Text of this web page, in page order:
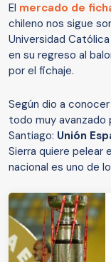
El mercado de
chileno nos sigue
Universidad
en su regreso al
por el fichaje.
Según dio a conocer
todo muy avanzado
Santiago: Unión
Sierra quiere pelear
nacional es uno de